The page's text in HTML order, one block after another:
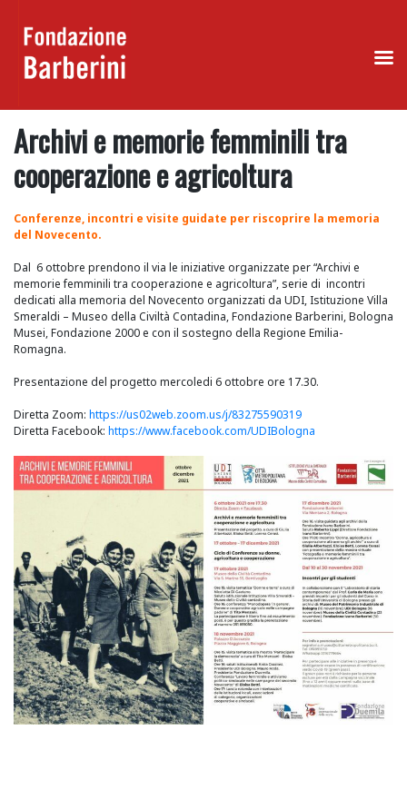
contentArchivi e memorie femminili tra
cooperazione e agricoltura
Conferenze, incontri e visite guidate per riscoprire la memoria
del Novecento.
Dal 6 ottobre prendono il via le iniziative organizzate per “Archivi e
memorie femminili tra cooperazione e agricoltura”, serie di incontri
dedicati alla memoria del Novecento organizzati da UDI, Istituzione Villa
Smeraldi – Museo della Civiltà Contadina, Fondazione Barberini, Bologna
Musei, Fondazione 2000 e con il sostegno della Regione Emilia-
Romagna.
Presentazione del progetto mercoledi 6 ottobre ore 17.30.
Diretta Zoom: https://us02web.zoom.us/j/83275590319
Diretta Facebook: https://www.facebook.com/UDIBologna